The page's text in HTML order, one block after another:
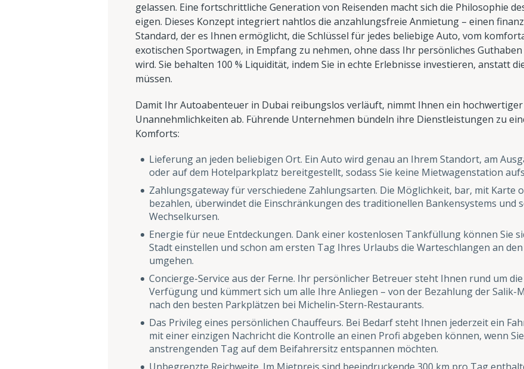
gelassen. Eine fortschrittliche Generation von Reisenden macht sich die Philosophie
eigen. Dieses Konzept integriert nahtlos die anzahlungsfreie Anmietung – einen
Standard, der es Ihnen ermöglicht, die Schlüssel für jedes beliebige Auto, vom
exotischen Sportwagen, in Empfang zu nehmen, ohne dass Ihr persönliches
wird. Sie behalten 100 % Liquidität, indem Sie in echte Erlebnisse investieren, anstatt
müssen.
Damit Ihr Autoabenteuer in Dubai reibungslos verläuft, nimmt Ihnen ein
Unannehmlichkeiten ab. Führende Unternehmen bündeln ihre Dienstleistungen zu
Komforts:
Lieferung an jeden beliebigen Ort. Ein Auto wird genau an Ihrem Standort, am
oder auf dem Hotelparkplatz bereitgestellt, sodass Sie keine Mietwagenstation
Zahlungsgateway für verschiedene Zahlungsarten. Die Möglichkeit, bar, mit Karte
bezahlen, überwindet die Einschränkungen des traditionellen Bankensystems und
Wechselkursen.
Energie für neue Entdeckungen. Dank einer kostenlosen Tankfüllung können Sie
Stadt einstellen und schon am ersten Tag Ihres Urlaubs die Warteschlangen an
umgehen.
Concierge-Service aus der Ferne. Ihr persönlicher Betreuer steht Ihnen rund um
Verfügung und kümmert sich um alle Ihre Anliegen – von der Bezahlung der Salik-
nach den besten Parkplätzen bei Michelin-Stern-Restaurants.
Das Privileg eines persönlichen Chauffeurs. Bei Bedarf steht Ihnen jederzeit ein
mit einer einzigen Nachricht die Kontrolle an einen Profi abgeben können, wenn
anstrengenden Tag auf dem Beifahrersitz entspannen möchten.